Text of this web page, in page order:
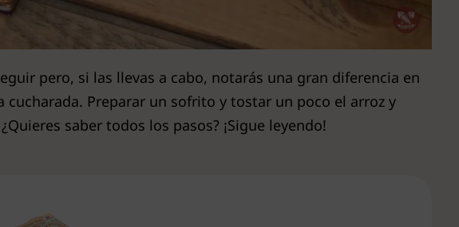
pero, si las llevas a cabo, notarás una gran diferencia en
Preparar un sofrito y tostar un poco el arroz y
saber todos los pasos? ¡Sigue leyendo!